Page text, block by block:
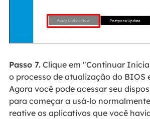
Passo 7.Clique em "Continuar
o processo de atualização do BIOS
Agora você pode acessar seu
para começar a usá-lo
reative os aplicativos que você